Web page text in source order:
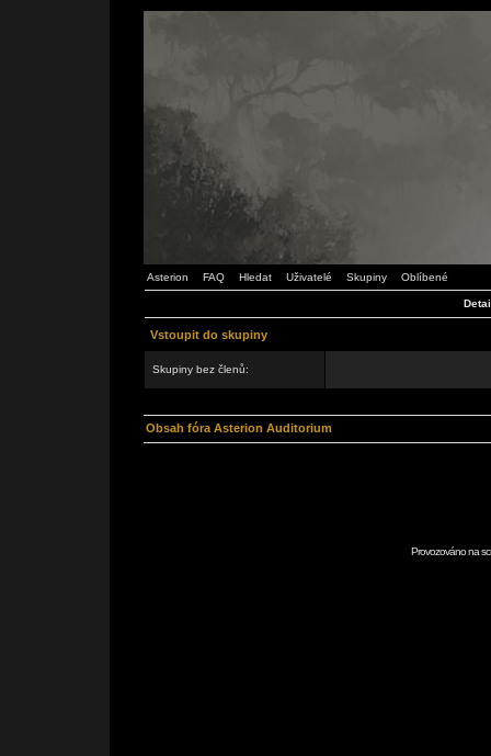
Asterion FAQ Hledat Uživatelé Skupiny Oblíbené
Vstoupit do skupiny
Skupiny bez členů:
Obsah fóra Asterion Auditorium
Provozováno na